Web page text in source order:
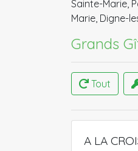
Sainte-Marie,
Marie, Digne-
Grands
Tout
A LA